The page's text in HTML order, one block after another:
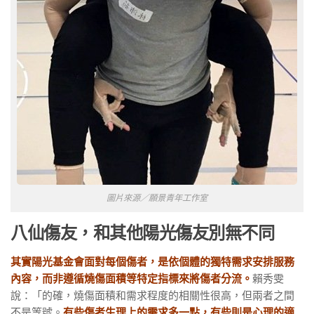
圖片來源／願景青年工作室
八仙傷友，和其他陽光傷友別無不同
其實陽光基金會面對每個傷者，是依個體的獨特需求安排服務
內容，而非遵循燒傷面積等特定指標來將傷者分流。 賴秀雯
說：「的確，燒傷面積和需求程度的相關性很高，但兩者之間